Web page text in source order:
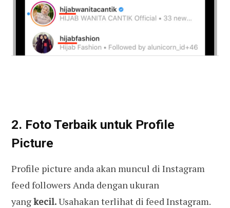
2. Foto Terbaik untuk Profile
Picture
Profile picture anda akan muncul di Instagram
feed followers Anda dengan ukuran
yangkecil.Usahakan terlihat di feed Instagram.